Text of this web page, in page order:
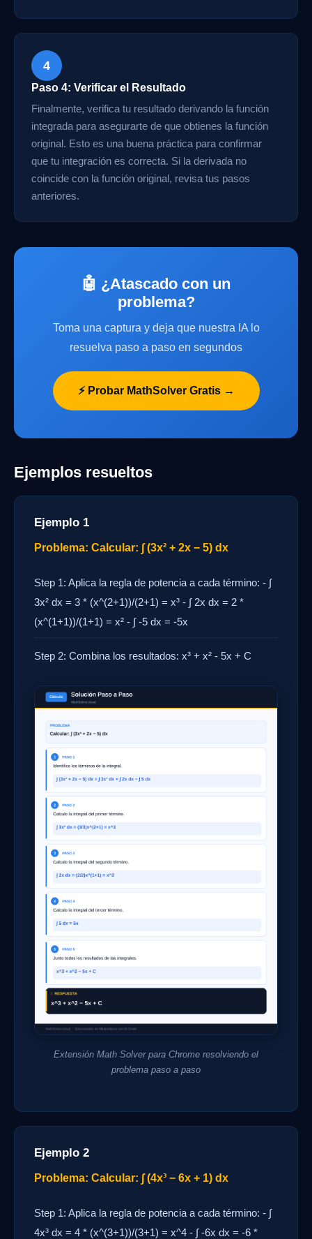
4
Paso 4: Verificar el Resultado
Finalmente, verifica tu resultado derivando la función
integrada para asegurarte de que obtienes la función
original. Esto es una buena práctica para confirmar
que tu integración es correcta. Si la derivada no
coincide con la función original, revisa tus pasos
anteriores.
🤖 ¿Atascado con un
problema?
Toma una captura y deja que nuestra IA lo
resuelva paso a paso en segundos
⚡ Probar MathSolver Gratis →
Ejemplos resueltos
Ejemplo 1
Problema: Calcular: ∫ (3x² + 2x − 5) dx
Step 1: Aplica la regla de potencia a cada término: - ∫
3x² dx = 3 * (x^(2+1))/(2+1) = x³ - ∫ 2x dx = 2 *
(x^(1+1))/(1+1) = x² - ∫ -5 dx = -5x
Step 2: Combina los resultados: x³ + x² - 5x + C
Extensión Math Solver para Chrome resolviendo el
problema paso a paso
Ejemplo 2
Problema: Calcular: ∫ (4x³ − 6x + 1) dx
Step 1: Aplica la regla de potencia a cada término: - ∫
4x³ dx = 4 * (x^(3+1))/(3+1) = x^4 - ∫ -6x dx = -6 *